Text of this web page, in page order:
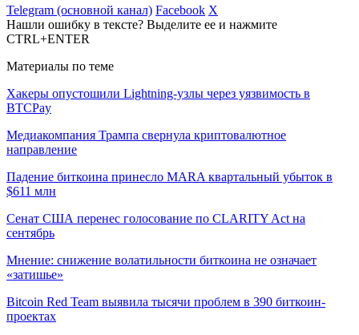
Telegram (основной канал) Facebook X
Нашли ошибку в тексте? Выделите ее и нажмите
CTRL+ENTER
Материалы по теме
Хакеры опустошили Lightning-узлы через уязвимость в
BTCPay
Медиакомпания Трампа свернула криптовалютное
направление
Падение биткоина принесло MARA квартальный убыток в
$611 млн
Сенат США перенес голосование по CLARITY Act на
сентябрь
Мнение: снижение волатильности биткоина не означает
«затишье»
Bitcoin Red Team выявила тысячи проблем в 390 биткоин-
проектах